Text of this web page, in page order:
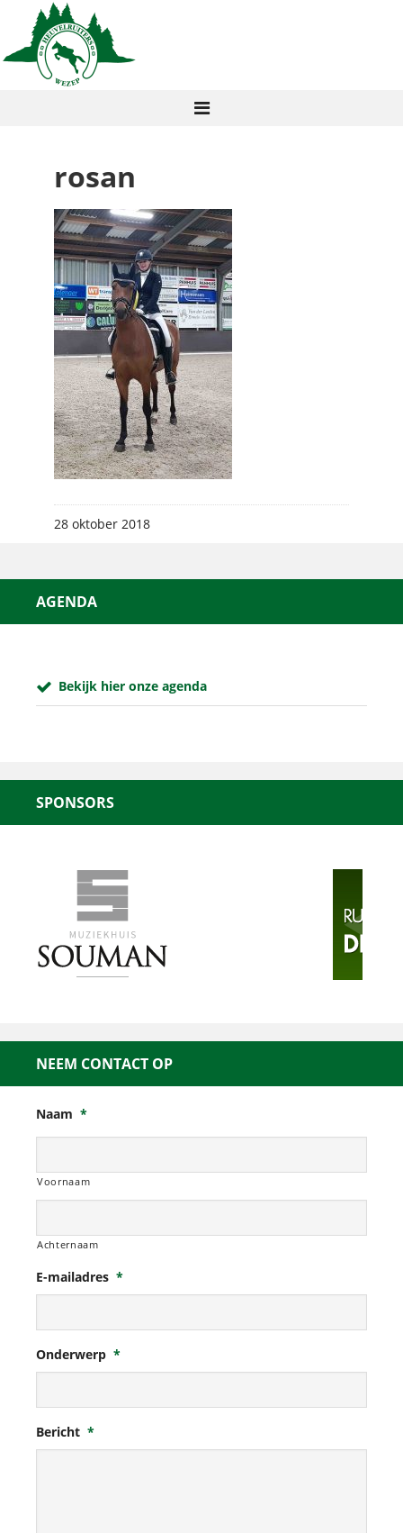
rosan
28 oktober 2018
AGENDA
Bekijk hier onze agenda
SPONSORS
NEEM CONTACT OP
Naam *
Voornaam
Achternaam
E-mailadres *
Onderwerp *
Bericht *